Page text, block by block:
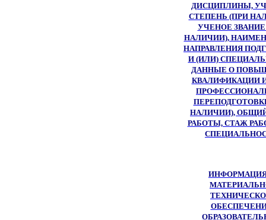
ДИСЦИПЛИНЫ,
СТЕПЕНЬ (ПРИ
УЧЕНОЕ ЗВАНИЕ
НАЛИЧИИ),
НАПРАВЛЕНИЯ
И (ИЛИ)
ДАННЫЕ О
КВАЛИФИКАЦИИ
НАЛИЧИИ),
РАБОТЫ, СТАЖ